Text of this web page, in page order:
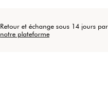
Retour et échange sous 14 jours
notre plateforme